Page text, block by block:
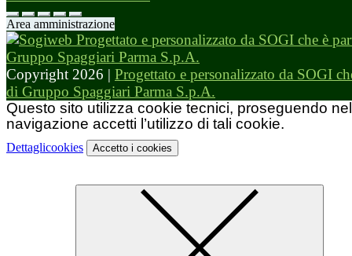
Area amministrazione
Copyright 2026 | Progettato e personalizzato da SOGI
di Gruppo Spaggiari Parma S.p.A.
Questo sito utilizza cookie tecnici, proseguendo
navigazione accetti l’utilizzo di tali cookie.
Dettaglicookies Accetto i cookies